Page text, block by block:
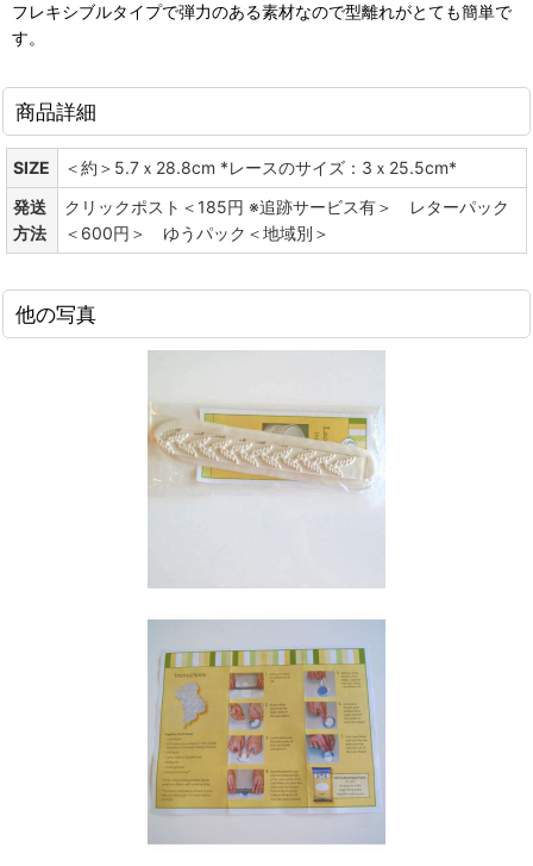
フレキシブルタイプで弾力のある素材なので型離れがとても簡単で
す。
商品詳細
SIZE
＜約＞5.7ｘ28.8cm *レースのサイズ：3ｘ25.5cm*
発送
方法
クリックポスト＜185円 ※追跡サービス有＞ レターパック
＜600円＞ ゆうパック＜地域別＞
他の写真